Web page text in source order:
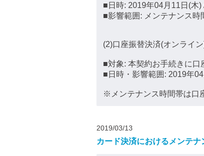
■日時: 2019年04月11日(木)
■影響範囲: メンテナンス時
(2)口座振替決済(オンライン
■対象: 本契約お手続きに
■日時・影響範囲: 2019年
※メンテナンス時間帯は口
2019/03/13
カード決済におけるメンテ